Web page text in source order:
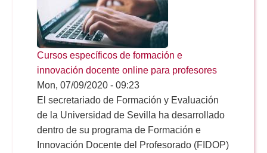
Cursos específicos de formación e
innovación docente online para profesores
Mon, 07/09/2020 - 09:23
El secretariado de Formación y Evaluación
de la Universidad de Sevilla ha desarrollado
dentro de su programa de Formación e
Innovación Docente del Profesorado (FIDOP)